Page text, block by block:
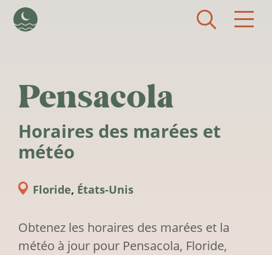
Pensacola
Horaires des marées et
météo
Floride, États-Unis
Obtenez les horaires des marées et la
météo à jour pour Pensacola, Floride,